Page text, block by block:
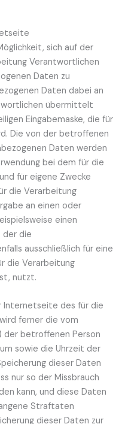
sich auf der
Verantwortlichen
Daten zu
Daten dabei an
übermittelt
Eingabemaske, die für
Die von der betroffenen
Daten werden
bei dem für die
für eigene Zwecke
die Verarbeitung
an einen oder
einen
der die
ausschließlich für eine
die Verarbeitung
nutzt.
Internetseite des für die
ferner die vom
betroffenen Person
sowie die Uhrzeit der
dieser Daten
nur so der Missbrauch
kann, und diese Daten
Straftaten
dieser Daten zur